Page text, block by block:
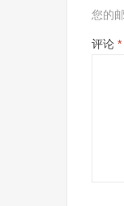
您的
评论 *